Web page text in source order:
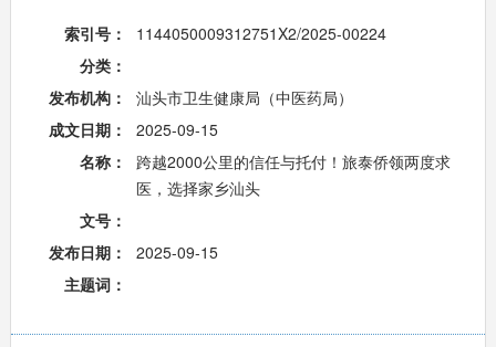
索引号：
1144050009312751X2/2025-00224
分类：
发布机构：
汕头市卫生健康局（中医药局）
成文日期：
2025-09-15
名称：
跨越2000公里的信任与托付！旅泰侨领两度求
医，选择家乡汕头
文号：
发布日期：
2025-09-15
主题词：